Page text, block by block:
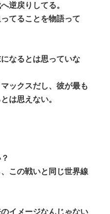
逆戻りしてる。
てることを物語って
なるとは思っていな
ックスだし、彼が最も
は思えない。
この戦いと同じ世界線
イメージなんじゃない